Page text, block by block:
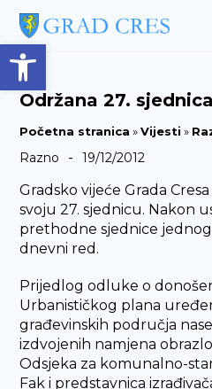
Open toolbar
Održana 27.
Početna stranica »Vijesti »
Razno - 19/12/2012
Gradsko vijeće Grada
svoju 27. sjednicu. Nakon
prethodne sjednice
dnevni red.
Prijedlog odluke o
Urbanističkog plana
građevinskih područja
izdvojenih namjena
Odsjeka za komunalno-
Fak i predstavnica